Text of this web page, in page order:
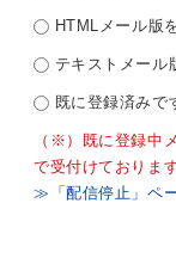
HTMLメール版
テキストメール
既に登録済みで
（※）既に登録中
で受付けております
≫「配信停止」ペ